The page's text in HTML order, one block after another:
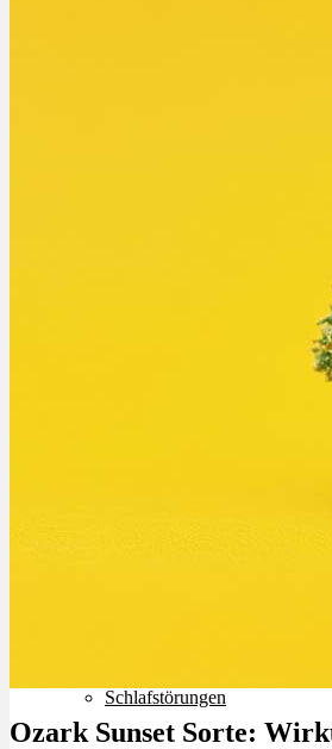
Schlafstörungen
Ozark Sunset Sorte: